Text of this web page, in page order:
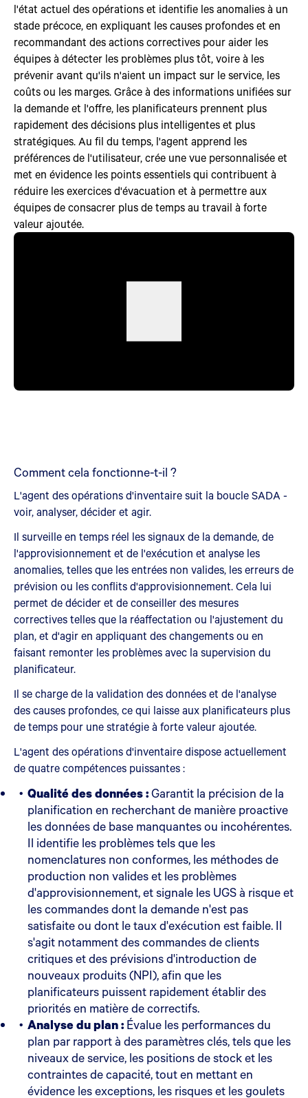
l'état actuel des opérations et identifie les anomalies à un
stade précoce, en expliquant les causes profondes et en
recommandant des actions correctives pour aider les
équipes à détecter les problèmes plus tôt, voire à les
prévenir avant qu'ils n'aient un impact sur le service, les
coûts ou les marges. Grâce à des informations unifiées sur
la demande et l'offre, les planificateurs prennent plus
rapidement des décisions plus intelligentes et plus
stratégiques. Au fil du temps, l'agent apprend les
préférences de l'utilisateur, crée une vue personnalisée et
met en évidence les points essentiels qui contribuent à
réduire les exercices d'évacuation et à permettre aux
équipes de consacrer plus de temps au travail à forte
valeur ajoutée.
Comment cela fonctionne-t-il ?
L'agent des opérations d'inventaire suit la boucle SADA -
voir, analyser, décider et agir.
Il surveille en temps réel les signaux de la demande, de
l'approvisionnement et de l'exécution et analyse les
anomalies, telles que les entrées non valides, les erreurs de
prévision ou les conflits d'approvisionnement. Cela lui
permet de décider et de conseiller des mesures
correctives telles que la réaffectation ou l'ajustement du
plan, et d'agir en appliquant des changements ou en
faisant remonter les problèmes avec la supervision du
planificateur.
Il se charge de la validation des données et de l'analyse
des causes profondes, ce qui laisse aux planificateurs plus
de temps pour une stratégie à forte valeur ajoutée.
L'agent des opérations d'inventaire dispose actuellement
de quatre compétences puissantes :
Qualité des données :Garantit la précision de la
planification en recherchant de manière proactive
les données de base manquantes ou incohérentes.
Il identifie les problèmes tels que les
nomenclatures non conformes, les méthodes de
production non valides et les problèmes
d'approvisionnement, et signale les UGS à risque et
les commandes dont la demande n'est pas
satisfaite ou dont le taux d'exécution est faible. Il
s'agit notamment des commandes de clients
critiques et des prévisions d'introduction de
nouveaux produits (NPI), afin que les
planificateurs puissent rapidement établir des
priorités en matière de correctifs.
Analyse du plan : Évalue les performances du
plan par rapport à des paramètres clés, tels que les
niveaux de service, les positions de stock et les
contraintes de capacité, tout en mettant en
évidence les exceptions, les risques et les goulets